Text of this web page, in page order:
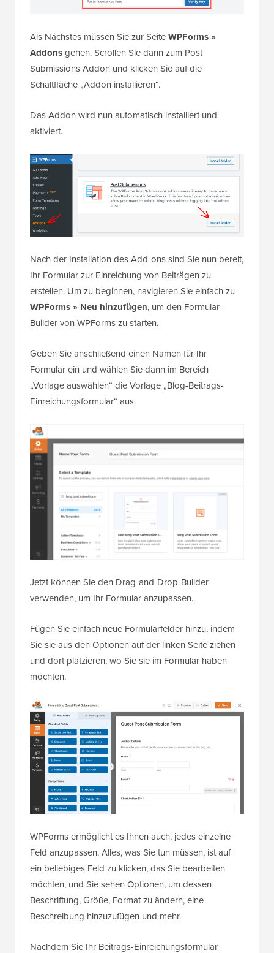
Als Nächstes müssen Sie zur SeiteWPForms »
Addonsgehen. Scrollen Sie dann zum Post
Submissions Addon und klicken Sie auf die
Schaltfläche „Addon installieren“.
Das Addon wird nun automatisch installiert und
aktiviert.
Nach der Installation des Add-ons sind Sie nun bereit,
Ihr Formular zur Einreichung von Beiträgen zu
erstellen. Um zu beginnen, navigieren Sie einfach zu
WPForms » Neu hinzufügen, um den Formular-
Builder von WPForms zu starten.
Geben Sie anschließend einen Namen für Ihr
Formular ein und wählen Sie dann im Bereich
„Vorlage auswählen“ die Vorlage „Blog-Beitrags-
Einreichungsformular“ aus.
Jetzt können Sie den Drag-and-Drop-Builder
verwenden, um Ihr Formular anzupassen.
Fügen Sie einfach neue Formularfelder hinzu, indem
Sie sie aus den Optionen auf der linken Seite ziehen
und dort platzieren, wo Sie sie im Formular haben
möchten.
WPForms ermöglicht es Ihnen auch, jedes einzelne
Feld anzupassen. Alles, was Sie tun müssen, ist auf
ein beliebiges Feld zu klicken, das Sie bearbeiten
möchten, und Sie sehen Optionen, um dessen
Beschriftung, Größe, Format zu ändern, eine
Beschreibung hinzuzufügen und mehr.
Nachdem Sie Ihr Beitrags-Einreichungsformular